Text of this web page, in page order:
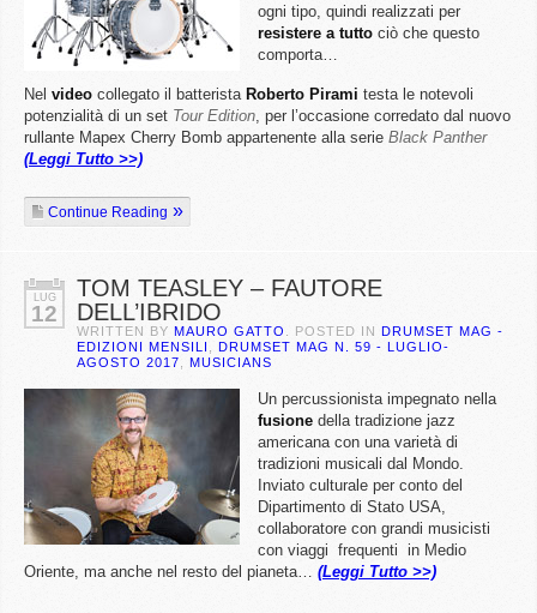
ogni tipo, quindi realizzati per
resistere a tutto ciò che questo
comporta…
Nel video collegato il batterista Roberto Pirami testa le notevoli
potenzialità di un set Tour Edition, per l’occasione corredato dal nuovo
rullante Mapex Cherry Bomb appartenente alla serie Black Panther
(Leggi Tutto >>)
Continue Reading
LUG
12
TOM TEASLEY – FAUTORE
DELL’IBRIDO
WRITTEN BY MAURO GATTO . POSTED IN DRUMSET MAG -
EDIZIONI MENSILI
DRUMSET MAG N. 59 - LUGLIO-
AGOSTO 2017
MUSICIANS
Un percussionista impegnato nella
fusione della tradizione jazz
americana con una varietà di
tradizioni musicali dal Mondo.
Inviato culturale per conto del
Dipartimento di Stato USA,
collaboratore con grandi musicisti
con viaggi frequenti in Medio
Oriente, ma anche nel resto del pianeta… (Leggi Tutto >>)